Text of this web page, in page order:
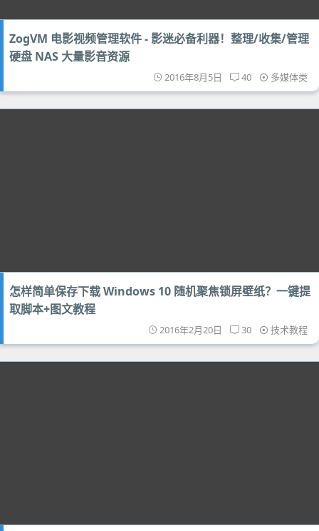
ZogVM 电影视频管理软件 - 影迷必备利器！整理/收集/管理
硬盘 NAS 大量影音资源
2016年8月5日 40 多媒体类
怎样简单保存下载 Windows 10 随机聚焦锁屏壁纸？一键提
取脚本+图文教程
2016年2月20日 30 技术教程